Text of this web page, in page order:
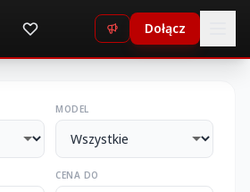
Dołącz
MODEL
CENA DO